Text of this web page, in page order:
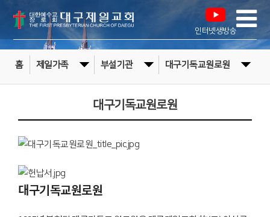
인터넷생방송
홈 제일가족 부설기관 대구기독교원로원
대구기독교원로원
대구기독교원로원